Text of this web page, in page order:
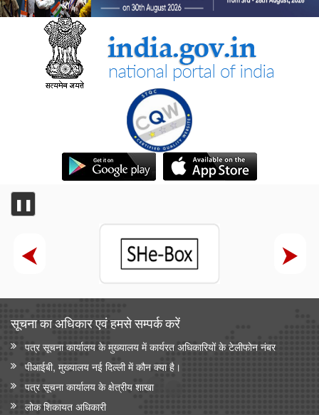
❚❚
सूचना का अधिकार एवं हमसे सम्‍पर्क करें
पत्र सूचना कार्यालय के मुख्यालय में कार्यरत अधिकारियों के टेलीफोन नंबर
पीआईबी, मुख्यालय नई दिल्ली में कौन क्या है।
पत्र सूचना कार्यालय के क्षेत्रीय शाखा
लोक शिकायत अधिकारी